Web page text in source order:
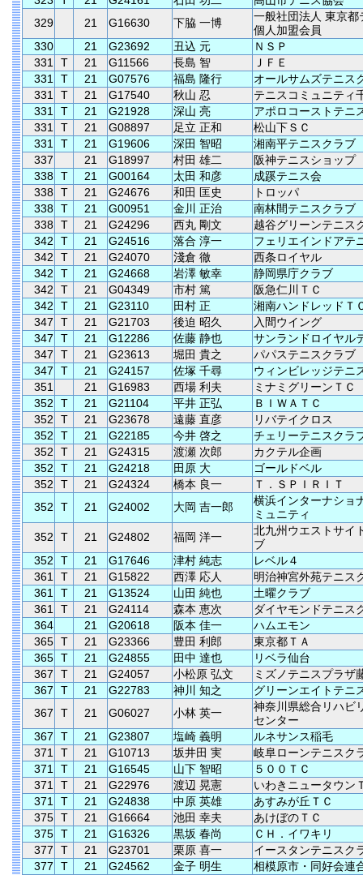
329
21 G16630 下脇 一博
一般社団法人 東京都
個人加盟会員
330
21 G23692 丑込 元
ＮＳＰ
331
T 21 G11566 長島 智
ＪＦＥ
331
T 21 G07576 福島 隆行
オールサムズテニス
331
T 21 G17540 秋山 忍
テニスコミュニティ
331
T 21 G21928 深山 亮
アポロコーストテニ
331
T 21 G08897 足立 正和
松山下ＳＣ
331
T 21 G19606 深田 智昭
湘南平テニスクラブ
337
21 G18997 村田 雄二
阪神テニスショップ
338 T 21 G00164 太田 和彦
成蹊テニス会
338 T 21 G24676 和田 匡史
トロッパ
338 T 21 G00951 金川 正治
南林間テニスクラブ
338 T 21 G24296 西丸 剛文
越谷グリーンテニス
342
T 21 G24516 落合 淳一
フェリエインドアテ
342
T 21 G24070 淺倉 徹
西条ロイヤル
342
T 21 G24668 岩澤 敏幸
静岡県庁クラブ
342
T 21 G04349 市村 篤
阪急仁川ＴＣ
342
T 21 G23110 田村 正
湘南ハンドレッドＴ
347
T 21 G21703 後迫 昭久
入間ウイング
347
T 21 G12286 佐藤 静也
サンランドロイヤル
347
T 21 G23613 堀田 貴之
パパステニスクラブ
347
T 21 G24157 佐塚 千尋
ウィンビレッジテニ
351
21 G16983 西場 利夫
ミナミグリーンＴＣ
352
T 21 G21104 平井 正弘
ＢＩＷＡＴＣ
352
T 21 G23678 遠藤 直彦
リバテイクロス
352
T 21 G22185 今井 啓之
チェリーテニスクラ
352
T 21 G24315 渡瀬 次郎
カクテル企画
352
T 21 G24218 田原 大
ゴールドベル
352
T 21 G24324 橋本 良一
Ｔ．ＳＰＩＲＩＴ
352
T 21 G24002 大岡 吉一郎
横浜インターナショ
ミュニティ
352
T 21 G24802 福岡 洋一
北九州ウエストサイ
ブ
352
T 21 G17646 津村 純志
レベル４
361
T 21 G15822 西澤 応人
明治神宮外苑テニス
361
T 21 G13524 山田 純也
土曜クラブ
361
T 21 G24114 森本 恵次
ダイヤモンドテニス
364
21 G20618 阪本 佳一
ハムエモン
365 T 21 G23366 豊田 利郎
東京都ＴＡ
365 T 21 G24855 田中 達也
リベラ仙台
367
T 21 G24057 小松原 弘文
ミズノテニスプラザ
367
T 21 G22783 神川 知之
グリーンエイトテニ
367
T 21 G06027 小林 英一
神奈川県総合リハビ
センター
367
T 21 G23807 塩崎 義明
ルネサンス稲毛
371
T 21 G10713 坂井田 実
岐阜ローンテニスク
371
T 21 G16545 山下 智昭
５００ＴＣ
371
T 21 G22976 渡辺 晃憲
いわきニュータウン
371
T 21 G24838 中原 英雄
あすみが丘ＴＣ
375 T 21 G16664 池田 幸夫
あけぼのＴＣ
375 T 21 G16326 黒坂 春尚
ＣＨ．イワキリ
377
T 21 G23701 栗原 喜一
イースタンテニスク
377
T 21 G24562 金子 明生
相模原市・同好会連